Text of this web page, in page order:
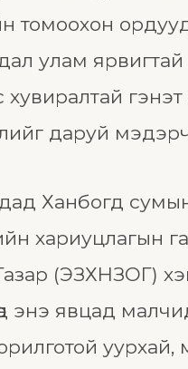
томоохон
улам ярвигтай
хувиралтай
даруй
Ханбогд
хариуцлагын
(ЭЗХНЗОГ)
энэ явцад
уурхай,